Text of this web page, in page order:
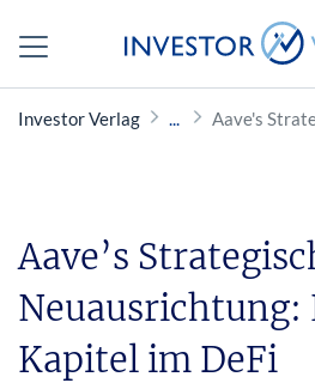
Investor Verlag Aave's
Aave’s
Neuausrichtung:
Kapitel im DeFi